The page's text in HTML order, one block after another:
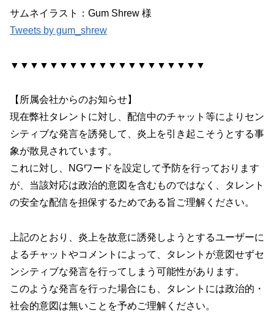
サムネイラスト：Gum Shrew 様
Tweets by gum_shrew
▼▼▼▼▼▼▼▼▼▼▼▼▼▼▼▼▼▼▼▼
【所属会社からのお知らせ】
現在弊社タレントに対し、配信中のチャット等によりセン
シティブな発言を誘発して、炎上を引き起こそうとする事
象が散見されています。
これに対し、NGワードを設定して予防を行っております
が、当該対応は政治的意図を含むものではなく、タレント
の安全な配信を担保するためである旨ご理解ください。
上記のとおり、炎上を故意に誘発しようとするユーザーに
よるチャットやコメントによって、タレントが意図せずセ
ンシティブな発言を行ってしまう可能性があります。
このような発言を行った場合にも、タレントには政治的・
社会的意図は無いことを予めご理解ください。